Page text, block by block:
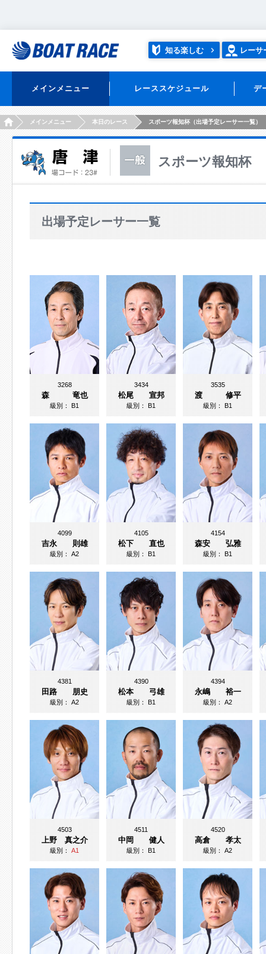
知る楽しむ レーサ
メインメニュー レーススケジュール デ
HOMEメインメニュー 本日のレース スポーツ報知杯（出場予定レーサー一覧）
スポーツ報知杯
出場予定レーサー一覧
3268
森 竜也
級別：B1
3434
松尾 宣邦
級別：B1
3535
渡 修平
級別：B1
4099
吉永 則雄
級別：A2
4105
松下 直也
級別：B1
4154
森安 弘雅
級別：B1
4381
田路 朋史
級別：A2
4390
松本 弓雄
級別：B1
4394
永嶋 裕一
級別：A2
4503
上野 真之介
級別：A1
4511
中岡 健人
級別：B1
4520
高倉 孝太
級別：A2